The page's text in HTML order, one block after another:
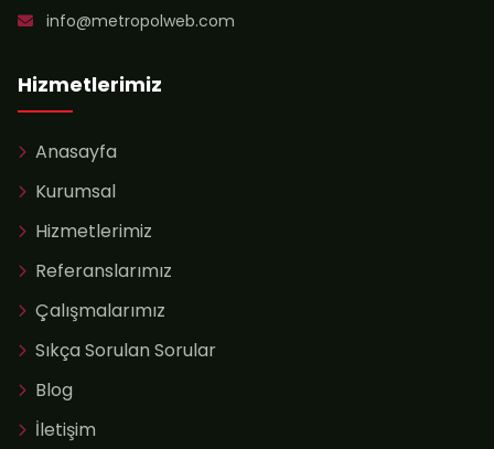
info@metropolweb.com
Hizmetlerimiz
Anasayfa
Kurumsal
Hizmetlerimiz
Referanslarımız
Çalışmalarımız
Sıkça Sorulan Sorular
Blog
İletişim